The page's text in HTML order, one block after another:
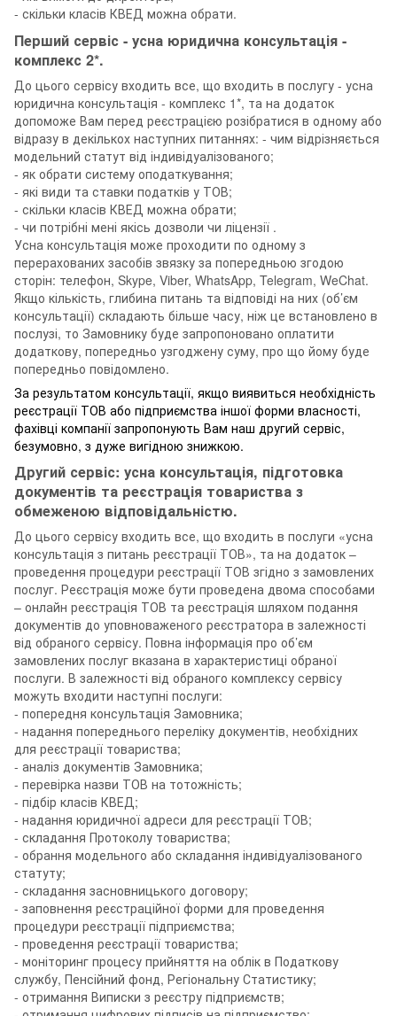
- скільки класів КВЕД можна обрати.
Перший сервіс - усна юридична консультація -
комплекс 2*.
До цього сервісу входить все, що входить в послугу - усна
юридична консультація - комплекс 1*, та на додаток
допоможе Вам перед реєстрацією розібратися в одному або
відразу в декількох наступних питаннях: - чим відрізняється
модельний статут від індивідуалізованого;
- як обрати систему оподаткування;
- які види та ставки податків у ТОВ;
- скільки класів КВЕД можна обрати;
- чи потрібні мені якісь дозволи чи ліцензії .
Усна консультація може проходити по одному з
перерахованих засобів звязку за попередньою згодою
сторін: телефон, Skype, Viber, WhatsApp, Telegram, WeChat.
Якщо кількість, глибина питань та відповіді на них (об’єм
консультації) складають більше часу, ніж це встановлено в
послузі, то Замовнику буде запропоновано оплатити
додаткову, попередньо узгоджену суму, про що йому буде
попередньо повідомлено.
За результатом консультації, якщо виявиться необхідність
реєстрації ТОВ або підприємства іншої форми власності,
фахівці компанії запропонують Вам наш другий сервіс,
безумовно, з дуже вигідною знижкою.
Другий сервіс: усна консультація, підготовка
документів та реєстрація товариства з
обмеженою відповідальністю.
До цього сервісу входить все, що входить в послуги «усна
консультація з питань реєстрації ТОВ», та на додаток –
проведення процедури реєстрації ТОВ згідно з замовлених
послуг. Реєстрація може бути проведена двома способами
– онлайн реєстрація ТОВ та реєстрація шляхом подання
документів до уповноваженого реєстратора в залежності
від обраного сервісу. Повна інформація про об’єм
замовлених послуг вказана в характеристиці обраної
послуги. В залежності від обраного комплексу сервісу
можуть входити наступні послуги:
- попередня консультація Замовника;
- надання попереднього переліку документів, необхідних
для реєстрації товариства;
- аналіз документів Замовника;
- перевірка назви ТОВ на тотожність;
- підбір класів КВЕД;
- надання юридичної адреси для реєстрації ТОВ;
- складання Протоколу товариства;
- обрання модельного або складання індивідуалізованого
статуту;
- складання засновницького договору;
- заповнення реєстраційної форми для проведення
процедури реєстрації підприємства;
- проведення реєстрації товариства;
- моніторинг процесу прийняття на облік в Податкову
службу, Пенсійний фонд, Регіональну Статистику;
- отримання Виписки з реєстру підприємств;